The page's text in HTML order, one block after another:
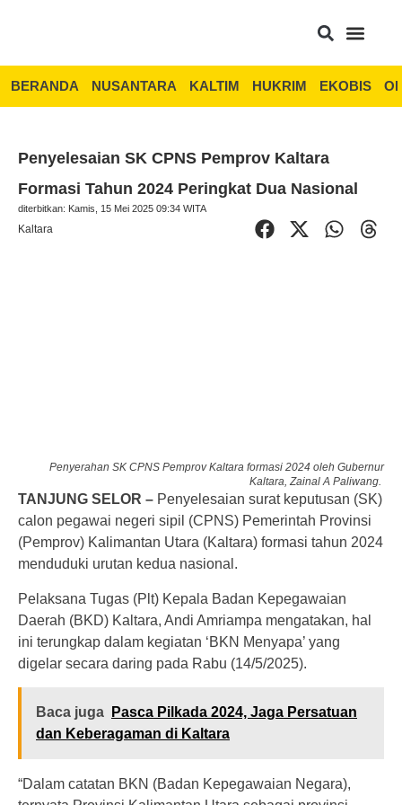
BERANDA NUSANTARA KALTIM HUKRIM EKOBIS
Penyelesaian SK CPNS Pemprov Kaltara
Formasi Tahun 2024 Peringkat Dua Nasional
diterbitkan: Kamis, 15 Mei 2025 09:34 WITA
Kaltara
Penyerahan SK CPNS Pemprov Kaltara formasi 2024 oleh Gubernur
Kaltara, Zainal A Paliwang.
TANJUNG SELOR – Penyelesaian surat keputusan (SK)
calon pegawai negeri sipil (CPNS) Pemerintah Provinsi
(Pemprov) Kalimantan Utara (Kaltara) formasi tahun 2024
menduduki urutan kedua nasional.
Pelaksana Tugas (Plt) Kepala Badan Kepegawaian
Daerah (BKD) Kaltara, Andi Amriampa mengatakan, hal
ini terungkap dalam kegiatan ‘BKN Menyapa’ yang
digelar secara daring pada Rabu (14/5/2025).
Baca juga
Pasca Pilkada 2024, Jaga Persatuan
dan Keberagaman di Kaltara
“Dalam catatan BKN (Badan Kepegawaian Negara),